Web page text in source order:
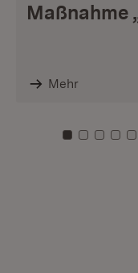
Maßnahme
Mehr
ZuZuZuZu